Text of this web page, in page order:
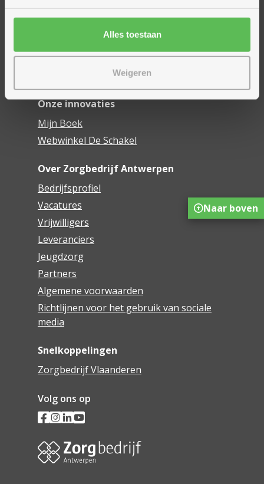
Alles toestaan
Weigeren
Dienstencentra
Woonzorgcentra
Financieel comfort
Onze innovaties
Mijn Boek
Webwinkel De Schakel
Over Zorgbedrijf Antwerpen
Bedrijfsprofiel
Vacatures
Vrijwilligers
Leveranciers
Jeugdzorg
Partners
Algemene voorwaarden
Richtlijnen voor het gebruik van sociale
media
Snelkoppelingen
Zorgbedrijf Vlaanderen
Volg ons op
Naar boven